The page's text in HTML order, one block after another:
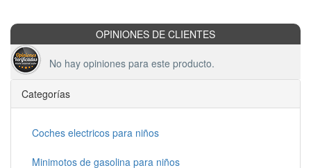
OPINIONES DE CLIENTES
No hay opiniones para este producto.
Categorías
Coches electricos para niños
Minimotos de gasolina para niños